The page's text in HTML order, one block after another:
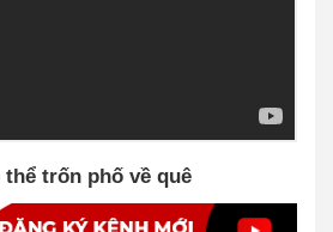
thể trốn phố về quê